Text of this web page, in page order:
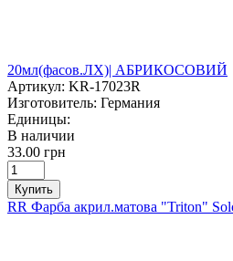
20мл(фасов.ЛХ)| АБРИКОСОВИЙ
Артикул: KR-17023R
Изготовитель: Германия
Единицы:
В наличии
33.00 грн
Купить
RR Фарба акрил.матова "Triton"